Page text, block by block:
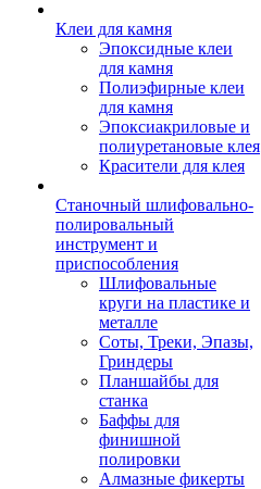
Клеи для камня
Эпоксидные клеи
для камня
Полиэфирные клеи
для камня
Эпоксиакриловые и
полиуретановые клея
Красители для клея
Станочный шлифовально-
полировальный
инструмент и
приспособления
Шлифовальные
круги на пластике и
металле
Соты, Треки, Эпазы,
Гриндеры
Планшайбы для
станка
Баффы для
финишной
полировки
Алмазные фикерты